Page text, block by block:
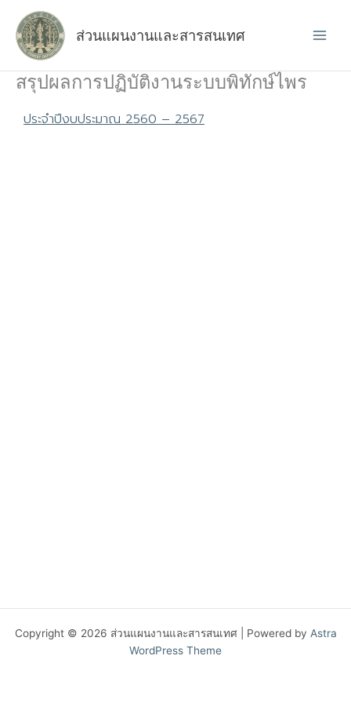
content
ส่วนแผนงานและสารสนเทศ
สรุปผลการปฏิบัติงานระบบพิทักษ์ไพร
ประจำปีงบประมาณ 2560 – 2567
Copyright © 2026 ส่วนแผนงานและสารสนเทศ | Powered by Astra
WordPress Theme